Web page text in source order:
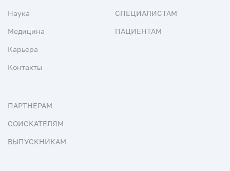
Наука
Медицина
Карьера
Контакты
СПЕЦИАЛИСТАМ
ПАЦИЕНТАМ
ПАРТНЕРАМ
СОИСКАТЕЛЯМ
ВЫПУСКНИКАМ